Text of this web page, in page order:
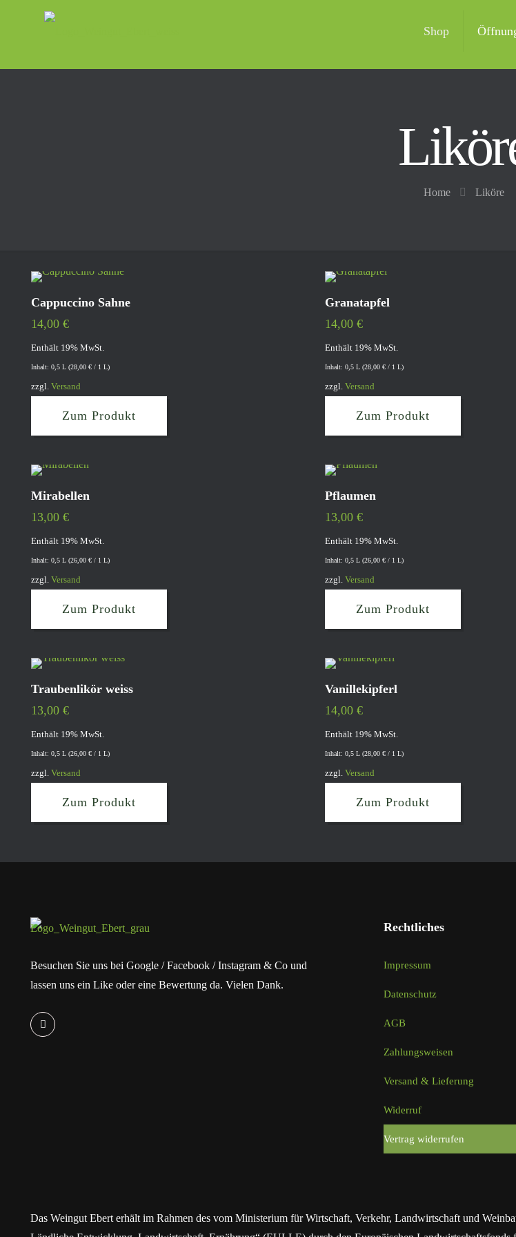
Shop
Home Liköre
Cappuccino Sahne
14,00 €
Enthält 19% MwSt.
Inhalt: 0,5 L (28,00 €/ 1 L)
zzgl. Versand
Zum Produkt
Granatapfel
14,00€
Enthält 19% MwSt.
Inhalt: 0,5 L (28,00€ / 1 L)
zzgl.Versand
Zum Produkt
Mirabellen
13,00 €
Enthält 19% MwSt.
Inhalt: 0,5 L (26,00 €/ 1 L)
zzgl. Versand
Zum Produkt
Pflaumen
13,00€
Enthält 19% MwSt.
Inhalt: 0,5 L (26,00€ / 1 L)
zzgl.Versand
Zum Produkt
Traubenlikör weiss
13,00 €
Enthält 19% MwSt.
Inhalt: 0,5 L (26,00 €/ 1 L)
zzgl. Versand
Zum Produkt
Vanillekipferl
14,00€
Enthält 19% MwSt.
Inhalt: 0,5 L (28,00€ / 1 L)
zzgl.Versand
Zum Produkt
Besuchen Sie uns bei Google / Facebook / Instagram & Co und
lassen uns ein Like oder eine Bewertung da. Vielen Dank.
Rechtliches
Impressum
Datenschutz
AGB
Zahlungsweisen
Versand & Lieferung
Widerruf
Vertrag widerrufen
Das Weingut Ebert erhält im Rahmen des vom Ministerium für Wirtschaft, Verkehr, Landwirtschaft und